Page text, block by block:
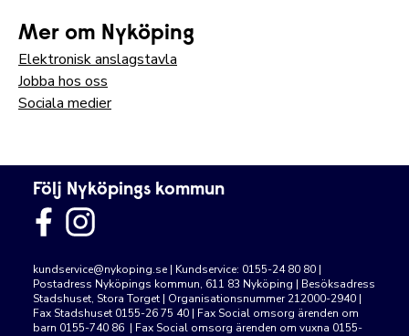
Mer om Nyköping
Elektronisk anslagstavla
Jobba hos oss
Sociala medier
Följ Nyköpings kommun
kundservice@nykoping.se | Kundservice: 0155-24 80 80 |
Postadress Nyköpings kommun, 611 83 Nyköping | Besöksadress
Stadshuset, Stora Torget | Organisationsnummer 212000-2940 |
Fax Stadshuset 0155-26 75 40 | Fax Social omsorg ärenden om
barn 0155-740 86 | Fax Social omsorg ärenden om vuxna 0155-